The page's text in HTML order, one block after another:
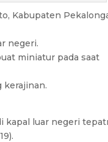
Kabupaten
negeri.
miniatur pada saat
kerajinan.
kapal luar negeri